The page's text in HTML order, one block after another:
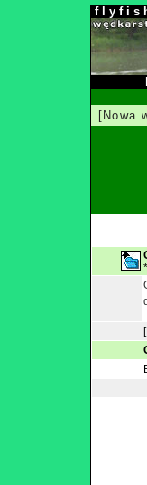
f l y f i s
[Nowa